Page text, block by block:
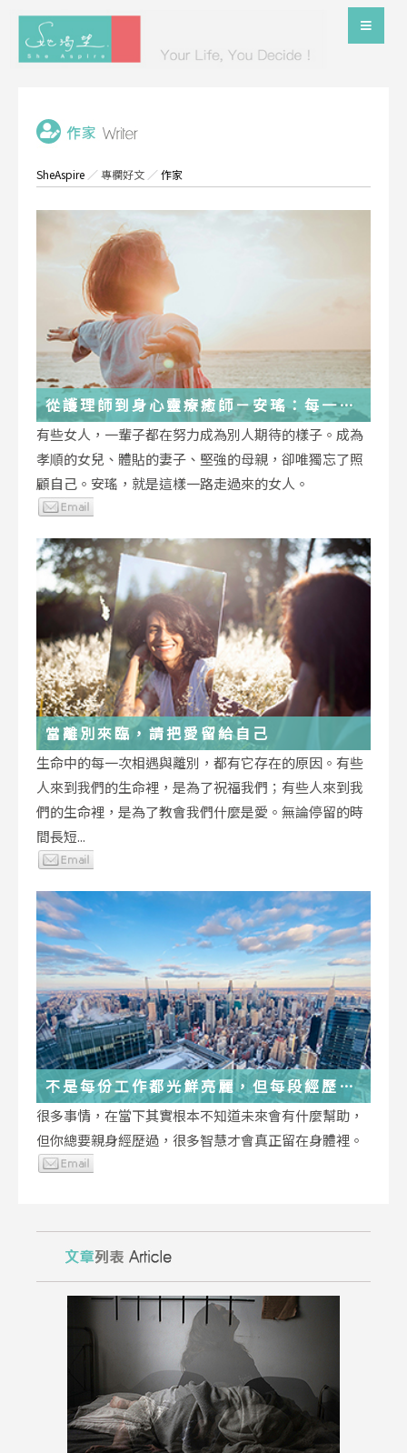
SheAspire ／專欄好文 ／作家
從護理師到身心靈療癒師－安瑤：每一段
低谷，都能成為重生的起點
有些女人，一輩子都在努力成為別人期待的樣子。成為
孝順的女兒、體貼的妻子、堅強的母親，卻唯獨忘了照
顧自己。安瑤，就是這樣一路走過來的女人。
當離別來臨，請把愛留給自己
生命中的每一次相遇與離別，都有它存在的原因。有些
人來到我們的生命裡，是為了祝福我們；有些人來到我
們的生命裡，是為了教會我們什麼是愛。無論停留的時
間長短...
不是每份工作都光鮮亮麗，但每段經歷都
在偷偷改變你
很多事情，在當下其實根本不知道未來會有什麼幫助，
但你總要親身經歷過，很多智慧才會真正留在身體裡。